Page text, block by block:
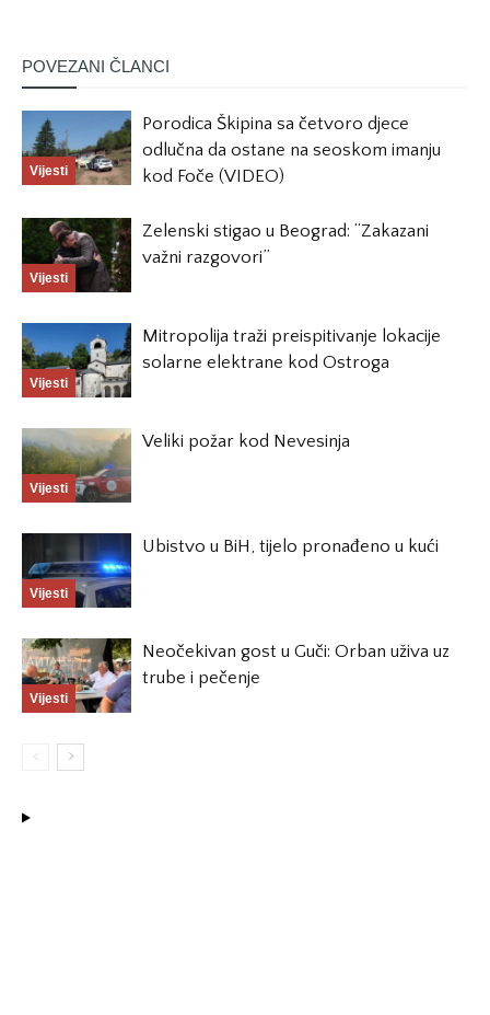
POVEZANI ČLANCI
Vijesti
Porodica Škipina sa četvoro djece
odlučna da ostane na seoskom imanju
kod Foče (VIDEO)
Vijesti
Zelenski stigao u Beograd: “Zakazani
važni razgovori”
Vijesti
Mitropolija traži preispitivanje lokacije
solarne elektrane kod Ostroga
Vijesti
Veliki požar kod Nevesinja
Vijesti
Ubistvo u BiH, tijelo pronađeno u kući
Vijesti
Neočekivan gost u Guči: Orban uživa uz
trube i pečenje